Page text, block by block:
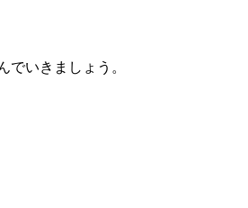
いきましょう。